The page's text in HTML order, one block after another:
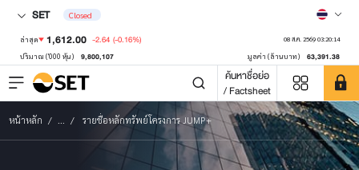
SET Closed
ล่าสุด 1,612.00 -2.64 (-0.16%) 08 ส.ค. 2569 03:20:14
ปริมาณ ('000 หุ้น) 9,800,107 มูลค่า (ล้านบาท) 63,391.38
ค้นหาชื่อย่อ
/ Factsheet
หน้าหลัก ... รายชื่อหลักทรัพย์โครงการ JUMP+